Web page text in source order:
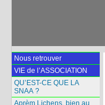
Nous retrouver
VIE de l’ASSOCIATION
QU’EST-CE QUE LA
SNAA ?